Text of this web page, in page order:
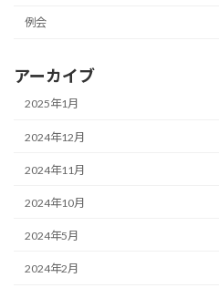
例会
アーカイブ
2025年1月
2024年12月
2024年11月
2024年10月
2024年5月
2024年2月